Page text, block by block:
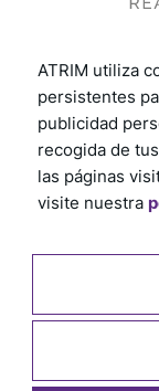
ATRIM utiliza
persistentes
publicidad
recogida de
las páginas
visite nuestra